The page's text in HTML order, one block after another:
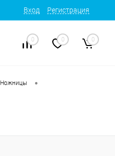
Вход Регистрация
0 0 0
Ножницы •